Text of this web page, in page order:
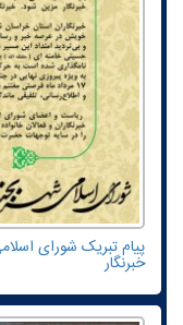
خبرنگار